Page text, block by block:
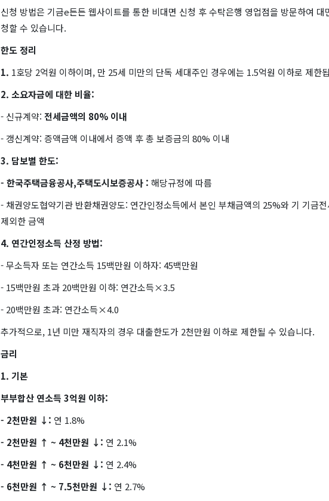
신청 방법은 기금e든든 웹사이트를 통한 비대면 신청 후 수탁은행 영업점을 방문하여 대
청할 수 있습니다.
한도 정리
1. 1호당 2억원 이하이며, 만 25세 미만의 단독 세대주인 경우에는 1.5억원 이하로 제한
2. 소요자금에 대한 비율:
- 신규계약: 전세금액의 80% 이내
- 갱신계약: 증액금액 이내에서 증액 후 총 보증금의 80% 이내
3. 담보별 한도:
- 한국주택금융공사,주택도시보증공사 : 해당규정에 따름
- 채권양도협약기관 반환채권양도: 연간인정소득에서 본인 부채금액의 25%와 기 기금
제외한 금액
4. 연간인정소득 산정 방법:
- 무소득자 또는 연간소득 15백만원 이하자: 45백만원
- 15백만원 초과 20백만원 이하: 연간소득×3.5
- 20백만원 초과: 연간소득×4.0
추가적으로, 1년 미만 재직자의 경우 대출한도가 2천만원 이하로 제한될 수 있습니다.
금리
1. 기본
부부합산 연소득 3억원 이하:
- 2천만원 ↓: 연 1.8%
- 2천만원 ↑ ~ 4천만원 ↓: 연 2.1%
- 4천만원 ↑ ~ 6천만원 ↓: 연 2.4%
- 6천만원 ↑ ~ 7.5천만원 ↓: 연 2.7%